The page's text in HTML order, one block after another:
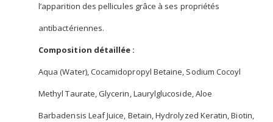
l’apparition des pellicules grâce à ses propriétés
antibactériennes.
Composition détaillée :
Aqua (Water), Cocamidopropyl Betaine, Sodium Cocoyl
Methyl Taurate, Glycerin, Laurylglucoside, Aloe
Barbadensis Leaf Juice, Betain, Hydrolyzed Keratin, Biotin,